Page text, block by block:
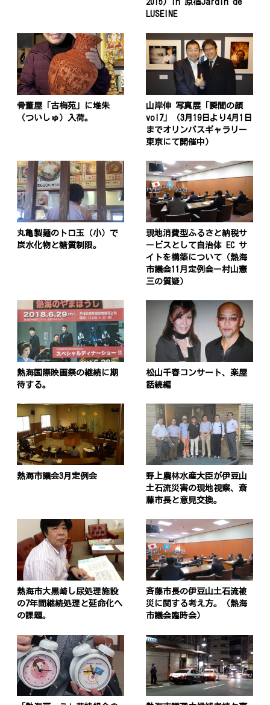
2015）in 原宿Jardin de
LUSEINE
骨董屋「古梅苑」に堆朱
（ついしゅ）入荷。
山岸伸 写真展「瞬間の顔
vol7」（3月19日より4月1日
までオリンパスギャラリー
東京にて開催中）
丸亀製麺のトロ玉（小）で
炭水化物と糖質制限。
現地消費型ふるさと納税サ
ービスとして自治体 EC サ
イトを構築について（熱海
市議会11月定例会ー村山憲
三の質疑）
熱海国際映画祭の継続に期
待する。
松山千春コンサート、楽屋
話続編
熱海市議会3月定例会
野上農林水産大臣が伊豆山
土石流災害の現地視察、斎
藤市長と意見交換。
熱海市大黒崎し尿処理施設
の7年間継続処理と延命化へ
の課題。
斉藤市長の伊豆山土石流被
災に関する考え方。（熱海
市議会臨時会）